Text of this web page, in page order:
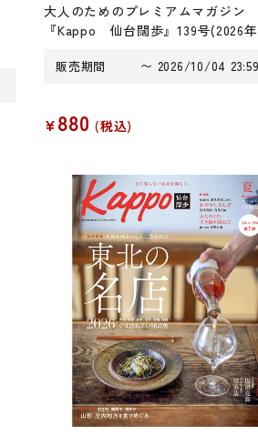
大人のためのプレミアムマガジン
『Kappo 仙台闊歩』139号(2026
販売期間 〜 2026/10/04 23:59
¥880 税込